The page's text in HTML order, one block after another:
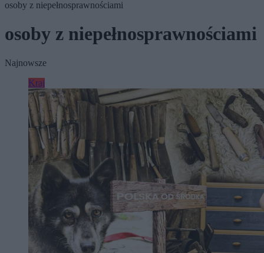
osoby z niepełnosprawnościami
osoby z niepełnosprawnościami
Najnowsze
Kraj